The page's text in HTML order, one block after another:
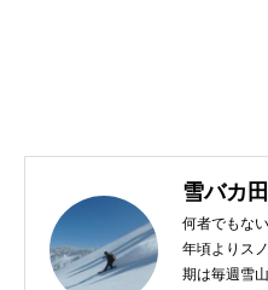
雪バカ
何者でもな
年頃よりス
期は毎週雪